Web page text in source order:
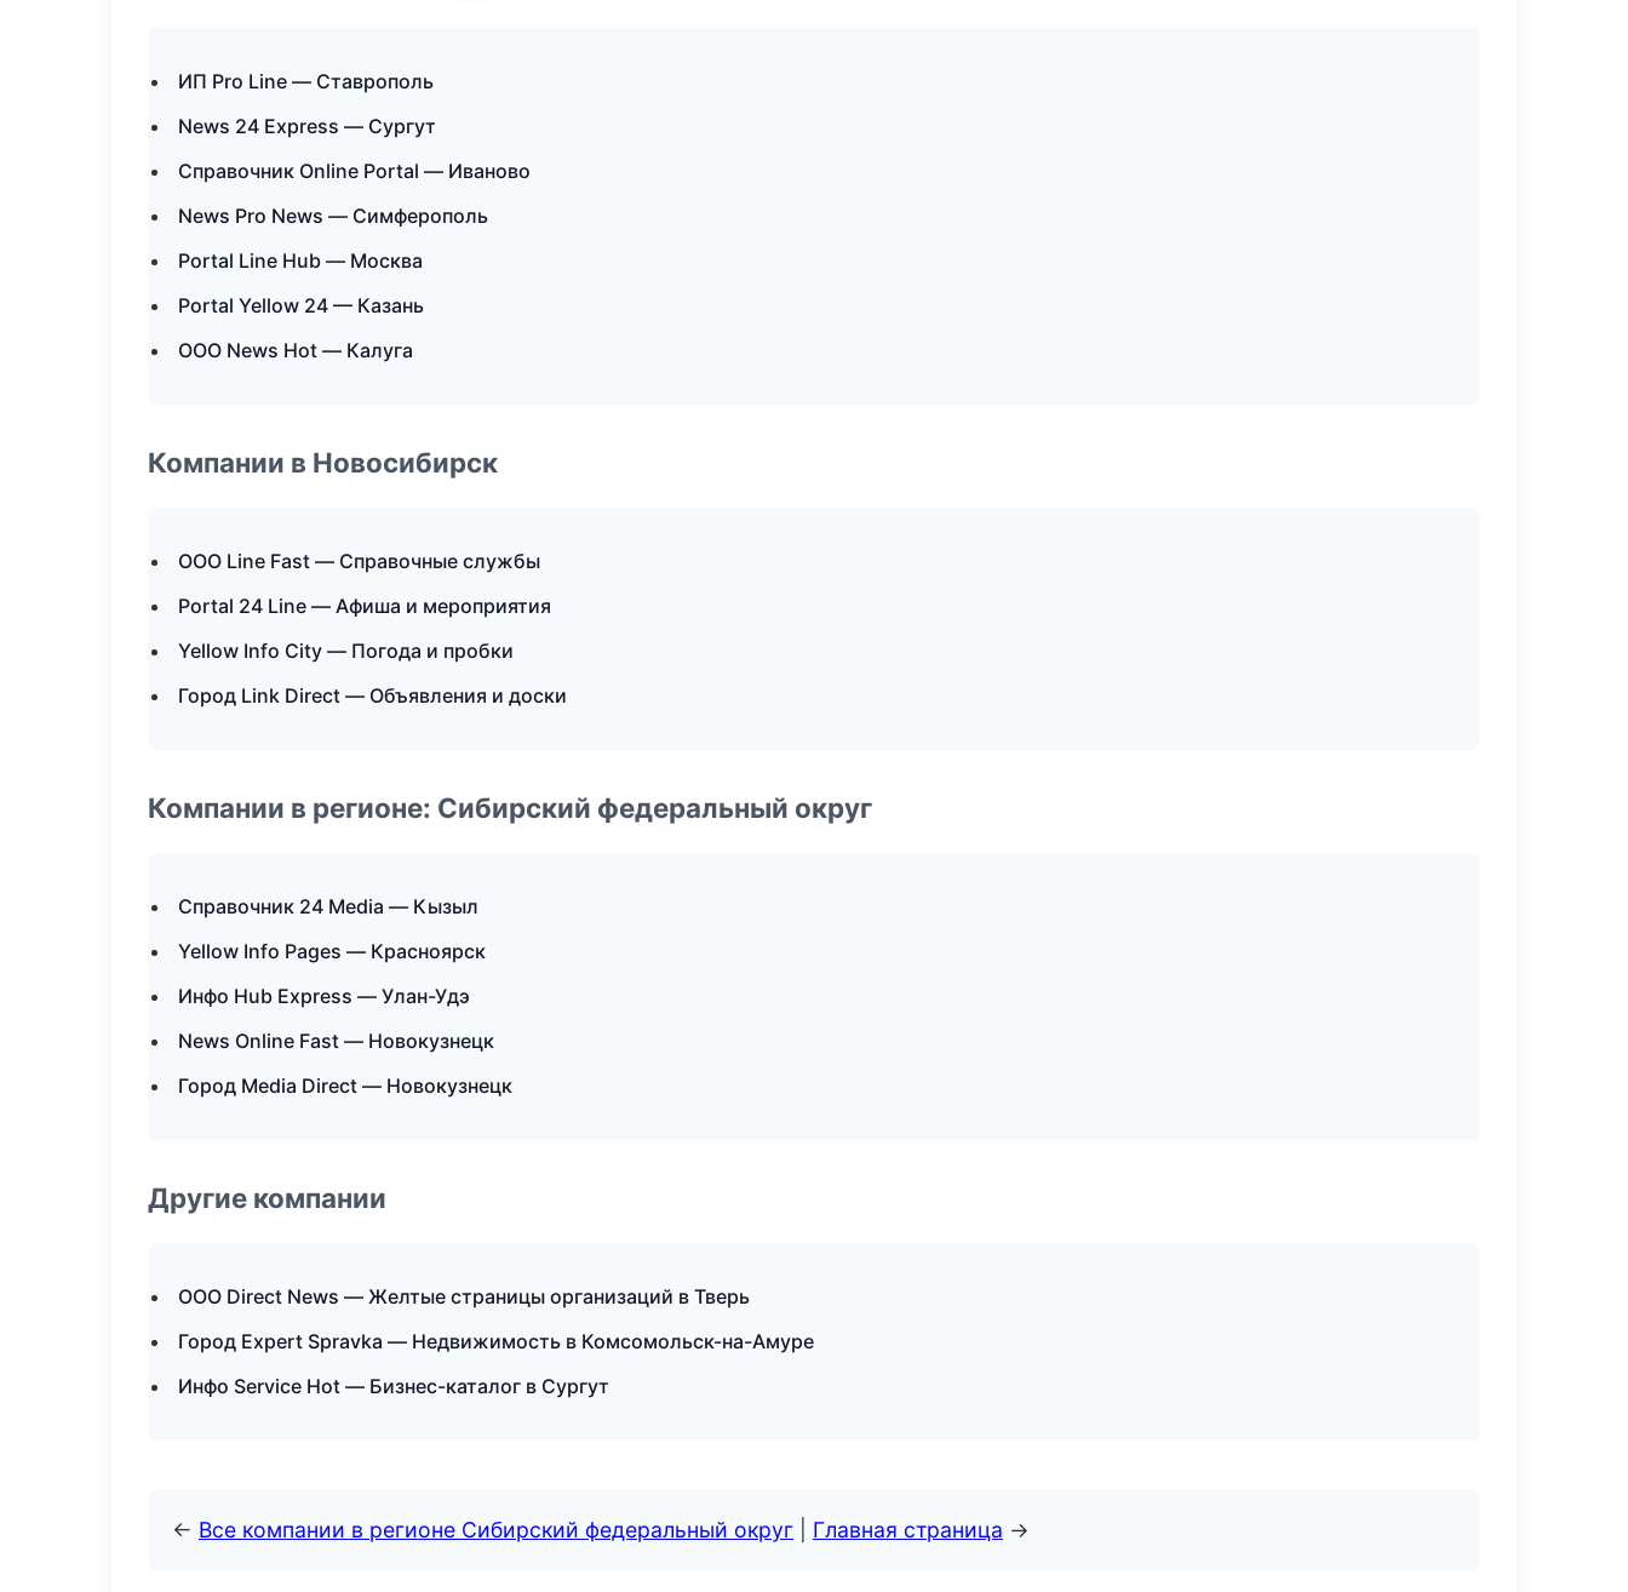
ИП Pro Line — Ставрополь
News 24 Express — Сургут
Справочник Online Portal — Иваново
News Pro News — Симферополь
Portal Line Hub — Москва
Portal Yellow 24 — Казань
ООО News Hot — Калуга
Компании в Новосибирск
ООО Line Fast — Справочные службы
Portal 24 Line — Афиша и мероприятия
Yellow Info City — Погода и пробки
Город Link Direct — Объявления и доски
Компании в регионе: Сибирский федеральный округ
Справочник 24 Media — Кызыл
Yellow Info Pages — Красноярск
Инфо Hub Express — Улан-Удэ
News Online Fast — Новокузнецк
Город Media Direct — Новокузнецк
Другие компании
ООО Direct News — Желтые страницы организаций в Тверь
Город Expert Spravka — Недвижимость в Комсомольск-на-Амуре
Инфо Service Hot — Бизнес-каталог в Сургут
← Все компании в регионе Сибирский федеральный округ Главная страница →